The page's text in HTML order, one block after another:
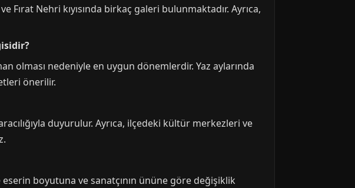
Nehri kıyısında birkaç galeri bulunmaktadır. Ayrıca,
olması nedeniyle en uygun dönemlerdir. Yaz aylarında
önerilir.
duyurulur. Ayrıca, ilçedeki kültür merkezleri ve
boyutuna ve sanatçının ününe göre değişiklik